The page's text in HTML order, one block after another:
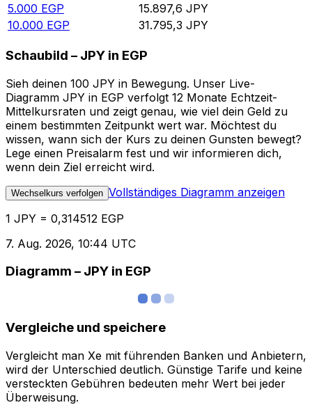
5.000 EGP 15.897,6 JPY
10.000 EGP 31.795,3 JPY
Schaubild – JPY in EGP
Sieh deinen 100 JPY in Bewegung. Unser Live-
Diagramm JPY in EGP verfolgt 12 Monate Echtzeit-
Mittelkursraten und zeigt genau, wie viel dein Geld zu
einem bestimmten Zeitpunkt wert war. Möchtest du
wissen, wann sich der Kurs zu deinen Gunsten bewegt?
Lege einen Preisalarm fest und wir informieren dich,
wenn dein Ziel erreicht wird.
Wechselkurs verfolgen Vollständiges Diagramm anzeigen
1 JPY = 0,314512 EGP
7. Aug. 2026, 10:44 UTC
Diagramm – JPY in EGP
Vergleiche und speichere
Vergleicht man Xe mit führenden Banken und Anbietern,
wird der Unterschied deutlich. Günstige Tarife und keine
versteckten Gebühren bedeuten mehr Wert bei jeder
Überweisung.